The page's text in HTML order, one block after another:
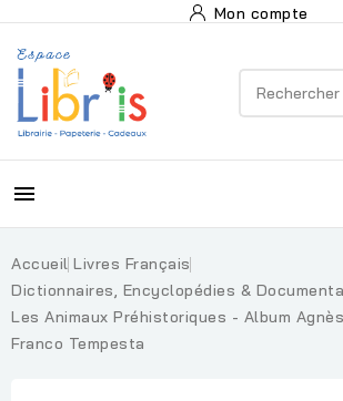
Mon compte

Accueil Livres Français
Dictionnaires, Encyclopédies &
Les Animaux Préhistoriques - Album
Franco Tempesta